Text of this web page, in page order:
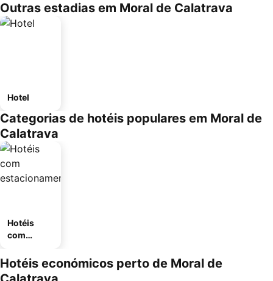
Outras estadias em Moral de Calatrava
Hotel
Categorias de hotéis populares em Moral de
Calatrava
Hotéis
com
mento
Hotéis económicos perto de Moral de